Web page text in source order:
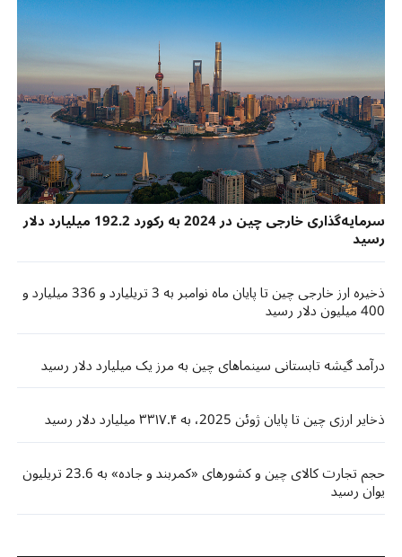
سرمایه‌گذاری خارجی چین در 2024 به رکورد 192.2 میلیارد دلار
رسید
ذخیره ارز خارجی چین تا پایان ماه نوامبر به 3 تریلیارد و 336 میلیارد و
400 میلیون دلار رسید
درآمد گیشه تابستانی سینماهای چین به مرز یک میلیارد دلار رسید
ذخایر ارزی چین تا پایان ژوئن 2025، به ۳۳۱۷.۴ میلیارد دلار رسید
حجم تجارت کالای چین و کشورهای «کمربند و جاده» به 23.6 تریلیون
یوان رسید